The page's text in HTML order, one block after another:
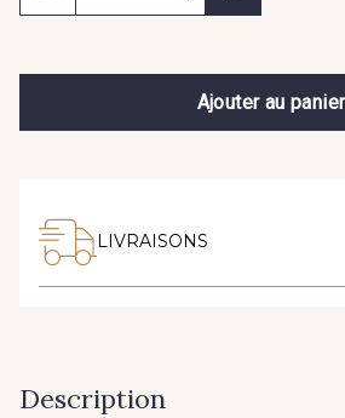
Ajouter au panier
LIVRAISONS
Description